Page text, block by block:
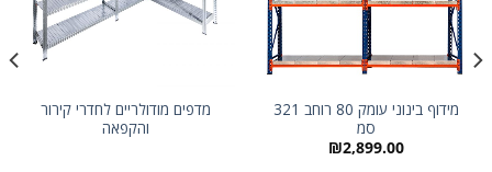
מידוף בינוני עומק 80 רוחב 321
סמ
₪2,899.00
מדפים מודולריים לחדרי קירור
והקפאה